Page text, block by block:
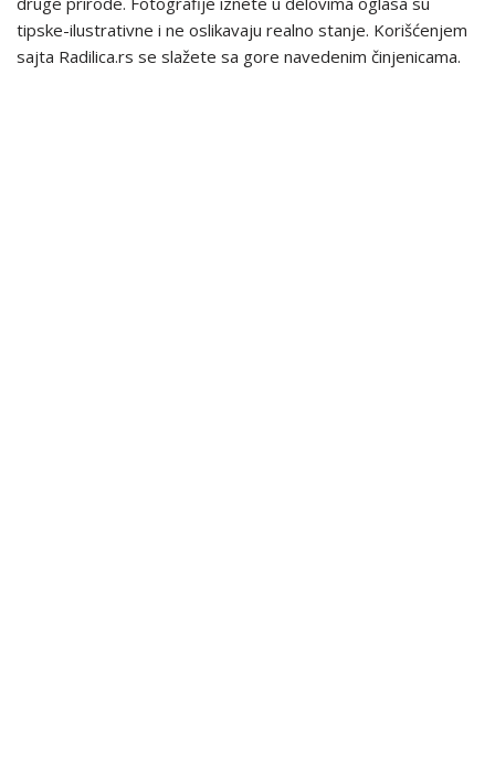
tipske-ilustrativne i ne oslikavaju realno stanje. Korišćenjem
sajta Radilica.rs se slažete sa gore navedenim činjenicama.